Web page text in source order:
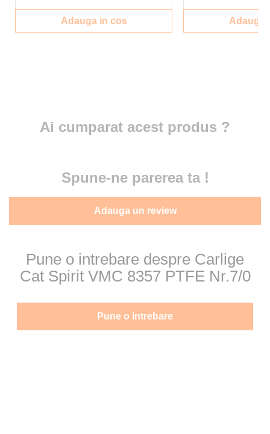
Ai cumparat acest produs ?
Spune-ne parerea ta !
Adauga un review
Pune o intrebare despre Carlige
Cat Spirit VMC 8357 PTFE Nr.7/0
Pune o intrebare
Adauga in cos Adauga